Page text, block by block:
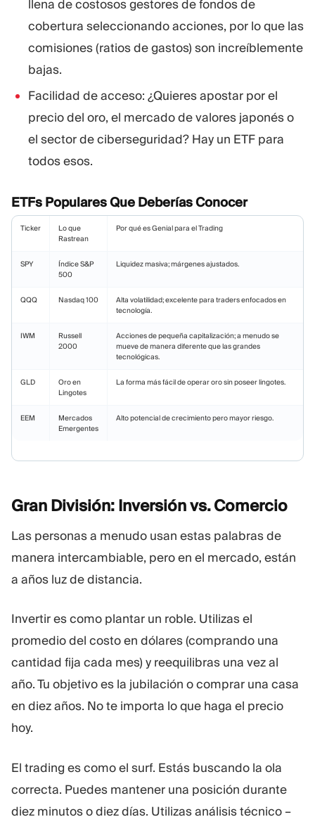
llena de costosos gestores de fondos de
cobertura seleccionando acciones, por lo que las
comisiones (ratios de gastos) son increíblemente
bajas.
Facilidad de acceso: ¿Quieres apostar por el
precio del oro, el mercado de valores japonés o
el sector de ciberseguridad? Hay un ETF para
todos esos.
ETFs Populares Que Deberías Conocer
Ticker
Lo que
Rastrean
Por qué es Genial para el Trading
SPY
Índice S&P
500
Liquidez masiva; márgenes ajustados.
QQQ Nasdaq 100
Alta volatilidad; excelente para traders enfocados en
tecnología.
IWM
Russell
2000
Acciones de pequeña capitalización; a menudo se
mueve de manera diferente que las grandes
tecnológicas.
GLD
Oro en
Lingotes
La forma más fácil de operar oro sin poseer lingotes.
EEM
Mercados
Emergentes
Alto potencial de crecimiento pero mayor riesgo.
Gran División: Inversión vs.Comercio
Las personas a menudo usan estas palabras de
manera intercambiable, pero en el mercado, están
a años luz de distancia.
Invertir es como plantar un roble. Utilizas el
promedio del costo en dólares (comprando una
cantidad fija cada mes) y reequilibras una vez al
año. Tu objetivo es la jubilación o comprar una casa
en diez años. No te importa lo que haga el precio
hoy.
El trading es como el surf. Estás buscando la ola
correcta. Puedes mantener una posición durante
diez minutos o diez días. Utilizas análisis técnico –